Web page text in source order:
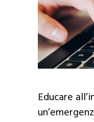
Educare